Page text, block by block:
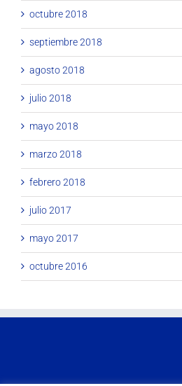
octubre 2018
septiembre 2018
agosto 2018
julio 2018
mayo 2018
marzo 2018
febrero 2018
julio 2017
mayo 2017
octubre 2016